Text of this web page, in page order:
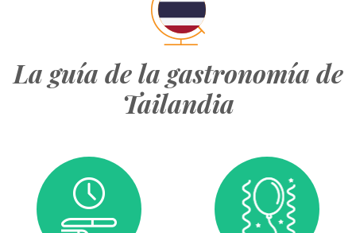
La guía de la gastronomía de
Tailandia